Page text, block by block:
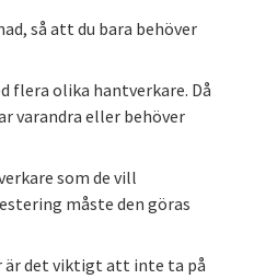
så att du bara behöver
flera olika hantverkare. Då
varandra eller behöver
som de vill
måste den göras
är det viktigt att inte ta på